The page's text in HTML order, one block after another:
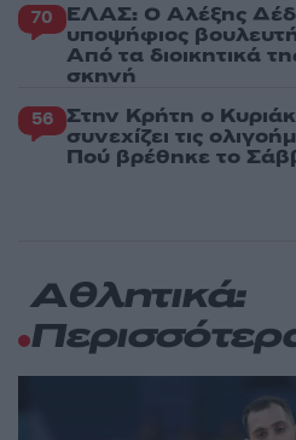
70 ΕΛΑΣ: Ο Αλέξης
υποψήφιος
Από τα διοικητικά
σκηνή
56 Στην Κρήτη ο
συνεχίζει τις
Πού βρέθηκε το
Αθλητικά: